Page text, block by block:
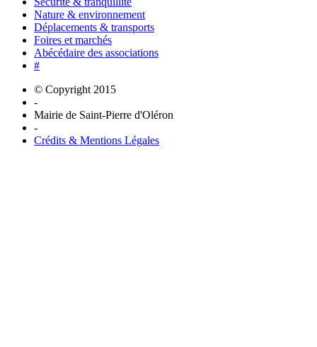
Nature & environnement
Déplacements & transports
Foires et marchés
Abécédaire des associations
#
© Copyright 2015
-
Mairie de Saint-Pierre d'Oléron
-
Crédits & Mentions Légales